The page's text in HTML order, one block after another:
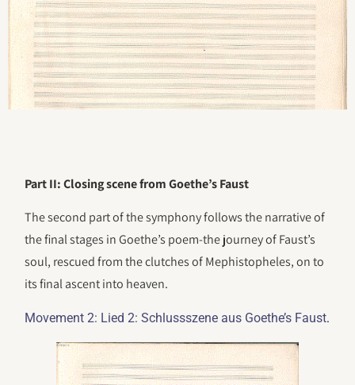
Part II: Closing scene from Goethe’s Faust
The second part of the symphony follows the narrative of
the final stages in Goethe’s poem-the journey of Faust’s
soul, rescued from the clutches of Mephistopheles, on to
its final ascent into heaven.
Movement 2: Lied 2: Schlussszene aus Goethe’s Faust.